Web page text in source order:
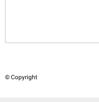
© Copyright